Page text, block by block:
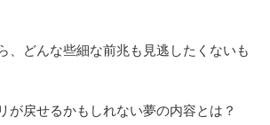
、どんな些細な前兆も見逃したくないも
が戻せるかもしれない夢の内容とは？